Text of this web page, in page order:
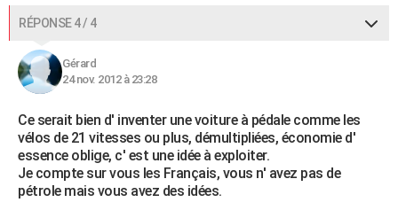
RÉPONSE 4 / 4
Gérard
24 nov. 2012 à 23:28
Ce serait bien d' inventer une voiture à pédale comme les
vélos de 21 vitesses ou plus, démultipliées, économie d'
essence oblige, c' est une idée à exploiter.
Je compte sur vous les Français, vous n' avez pas de
pétrole mais vous avez des idées.